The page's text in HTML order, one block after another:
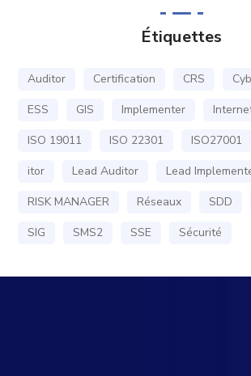
Étiquettes
Auditor Certification CRS
ESS
GIS Implementer
ISO 19011
ISO 22301 ISO27001
itor
Lead Auditor Lead
RISK MANAGER
Réseaux SDD
SIG
SMS2 SSE Sécurité